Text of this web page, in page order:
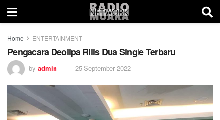
Home ENTERTAINMENT
Pengacara Deolipa Rilis Dua Single Terbaru
by admin 25 September 2022